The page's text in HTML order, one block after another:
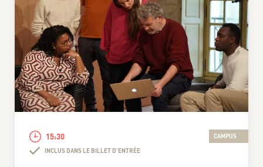
15:30 CAMPUS
INCLUS DANS LE BILLET D'ENTRÉE